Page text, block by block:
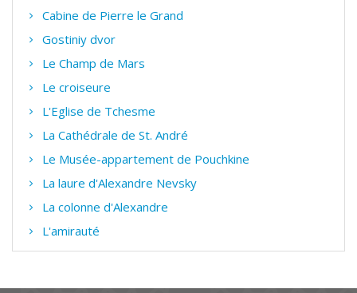
Cabine de Pierre le Grand
Gostiniy dvor
Le Champ de Mars
Le croiseure
L'Eglise de Tchesme
La Cathédrale de St. André
Le Musée-appartement de Pouchkine
La laure d'Alexandre Nevsky
La colonne d'Alexandre
L'amirauté